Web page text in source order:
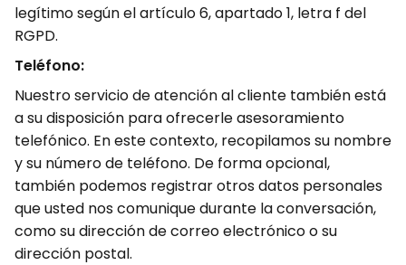
legítimo según el artículo 6, apartado 1, letra f del
RGPD.
Teléfono:
Nuestro servicio de atención al cliente también está
a su disposición para ofrecerle asesoramiento
telefónico. En este contexto, recopilamos su nombre
y su número de teléfono. De forma opcional,
también podemos registrar otros datos personales
que usted nos comunique durante la conversación,
como su dirección de correo electrónico o su
dirección postal.